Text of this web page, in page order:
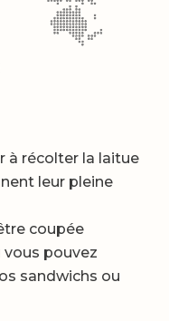
à récolter la laitue
leur pleine
coupée
pouvez
sandwichs ou